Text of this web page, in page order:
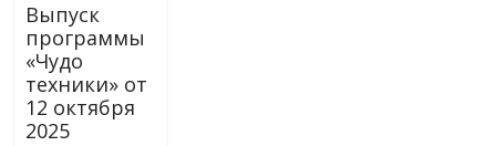
Выпуск
программы
«Чудо
техники» от
12 октября
2025